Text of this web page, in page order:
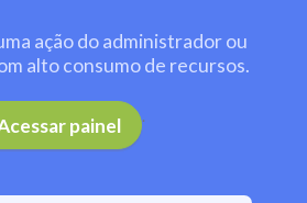
ação do administrador ou
alto consumo de recursos.
painel .